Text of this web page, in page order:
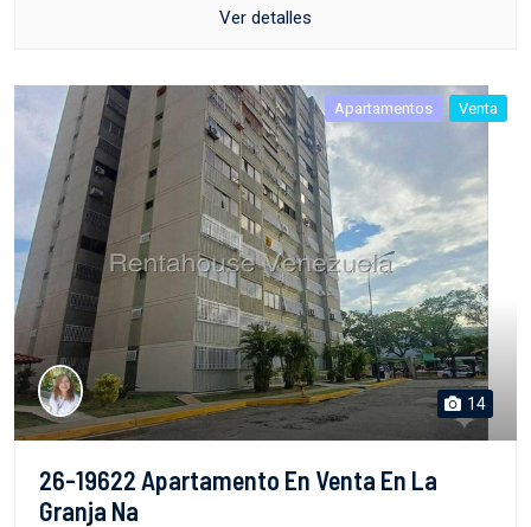
Ver detalles
Apartamentos Venta
14
26-19622 Apartamento En Venta En La
Granja Na